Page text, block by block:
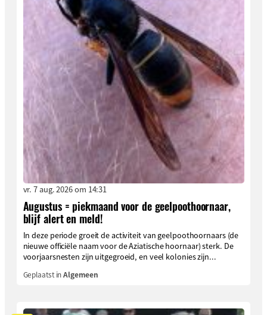
vr. 7 aug. 2026 om 14:31
Augustus = piekmaand voor de geelpoothoornaar,
blijf alert en meld!
In deze periode groeit de activiteit van geelpoothoornaars (de
nieuwe officiële naam voor de Aziatische hoornaar) sterk. De
voorjaarsnesten zijn uitgegroeid, en veel kolonies zijn...
Geplaatst inAlgemeen